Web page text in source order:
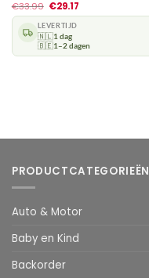
€33.99 €29.17
LEVERTIJD
🇳🇱1 dag
🇧🇪1–2 dagen
PRODUCTCATEGORIEËN
Auto & Motor
Baby en Kind
Backorder